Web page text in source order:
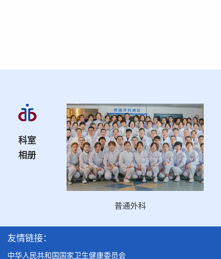
助患者恢复身体功能，预防并发症
的发生，提高生活质量。
8. 教学与研究
普通外科作为医学教育的重要
组成部分，承担着培养外科医生和
索新的治疗方法和技术，提高诊疗
科室
相册
普通外科
友情链接：
中华人民共和国国家卫生健康委员会